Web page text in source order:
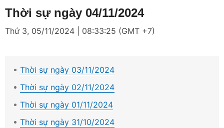
Thời sự ngày 04/11/2024
Thứ 3, 05/11/2024 | 08:33:25 (GMT +7)
Thời sự ngày 03/11/2024
Thời sự ngày 02/11/2024
Thời sự ngày 01/11/2024
Thời sự ngày 31/10/2024